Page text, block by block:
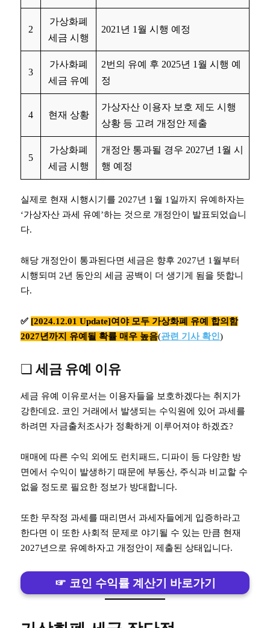
2
가상화폐
세금 시행
2021년 1월 시행 예정
3
가사화폐
세금 유예
2번의 유예 후 2025년 1월 시행 예
정
4 현재 상황
가상자산 이용자 보호 제도 시행
상황 등 고려 개정안 제출
5
가상화폐
세금 시행
개정안 통과될 경우 2027년 1월 시
행 예정
실제로 현재 시행시기를 2027년 1월 1일까지 유예하자는
‘가상자산 과세 유예’하는 것으로 개정안이 발표되었습니
다.
해당 개정안이 통과된다면 세금은 향후 2027년 1월부터
시행되며 2년 동안의 세금 공백이 더 생기게 됨을 뜻합니
다.
✅ [2024.12.01 Update]여야 모두 가상화폐 유예 합의함
2027년까지 유예될 확률 매우 높음(관련 기사 확인)
❏ 세금 유예 이유
세금 유예 이유로서는 이용자들을 보호하겠다는 취지가
강한데요. 코인 거래에서 발생되는 수익원에 있어 과세를
하려면 자금출처조사가 정확하게 이루어져야 하겠죠?
매매에 따른 수익 외에도 런치패드, 디파이 등 다양한 방
면에서 수익이 발생하기 때문에 부동산, 주식과 비교할 수
없을 정도로 필요한 정보가 방대합니다.
또한 무작정 과세를 때리면서 과세자들에게 입증하라고
한다면 이 또한 사회적 문제로 야기될 수 있는 만큼 현재
2027년으로 유예하자고 개정안이 제출된 상태입니다.
☞ 코인 수익률 계산기 바로가기